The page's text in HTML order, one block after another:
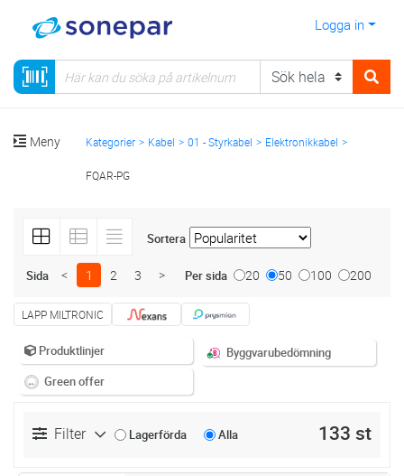
Logga in
Meny Kategorier Kabel 01 - Styrkabel Elektronikkabel
FQAR-PG
Sortera
Sida < 1 2 3 > Per sida 20 50 100 200
LAPP MILTRONIC
Produktlinjer
Byggvarubedömning
Green offer
Filter Lagerförda Alla 133 st